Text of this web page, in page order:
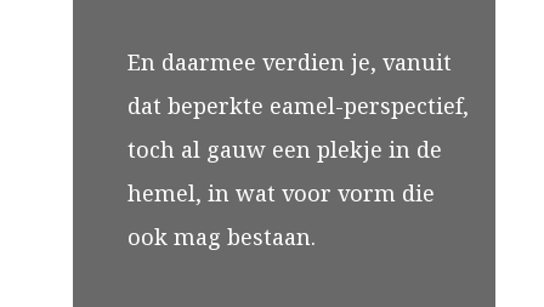
En daarmee verdien je, vanuit
dat beperkte eamel-perspectief,
toch al gauw een plekje in de
hemel, in wat voor vorm die
ook mag bestaan.